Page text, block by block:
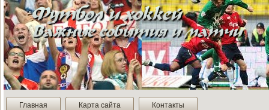
Главная Карта сайта Контакты